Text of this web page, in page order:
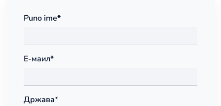
Puno ime*
Е-маил*
Држава*